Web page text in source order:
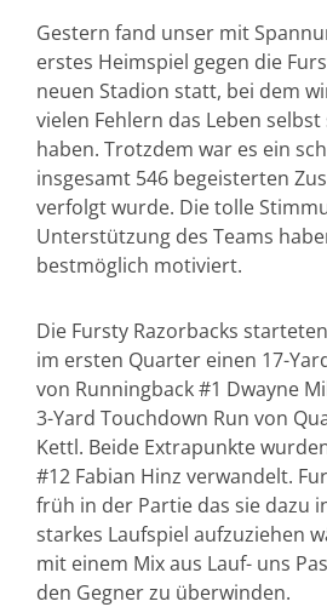
Gestern fand unser mit
erstes Heimspiel gegen die
neuen Stadion statt, bei dem
vielen Fehlern das Leben
haben. Trotzdem war es ein
insgesamt 546 begeisterten
verfolgt wurde. Die tolle
Unterstützung des Teams
bestmöglich motiviert.
Die Fursty Razorbacks
im ersten Quarter einen 17-
von Runningback #1 Dwayne
3-Yard Touchdown Run von
Kettl. Beide Extrapunkte
#12 Fabian Hinz verwandelt.
früh in der Partie das sie dazu
starkes Laufspiel aufzuziehen
mit einem Mix aus Lauf- uns
den Gegner zu überwinden.